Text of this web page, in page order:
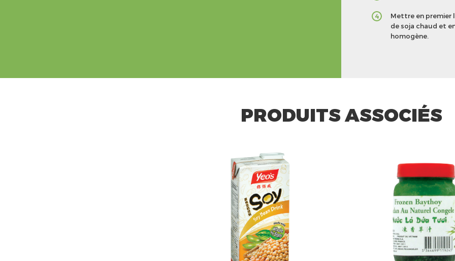
4
Mettre en premier
de soja chaud et
homogène.
PRODUITS ASSOCIÉS